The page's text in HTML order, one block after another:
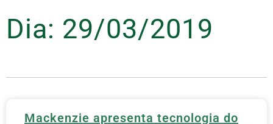
Dia: 29/03/2019
Mackenzie apresenta tecnologia do